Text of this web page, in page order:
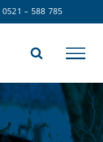
0521 – 588 785